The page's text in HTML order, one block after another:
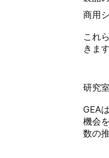
商用
これ
きます
研究室
GEA
機会
数の